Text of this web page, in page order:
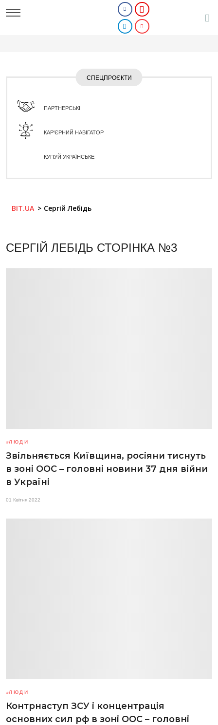
СПЕЦПРОЄКТИ
ПАРТНЕРСЬКІ
КАР'ЄРНИЙ НАВІГАТОР
КУПУЙ УКРАЇНСЬКЕ
BIT.UA Сергій Лебідь
СЕРГІЙ ЛЕБІДЬ СТОРІНКА №3
ЛЮДИ
Звільняється Київщина, росіяни тиснуть
в зоні ООС – головні новини 37 дня війни
в Україні
01 Квітня 2022
ЛЮДИ
Контрнаступ ЗСУ і концентрація
основних сил рф в зоні ООС – головні